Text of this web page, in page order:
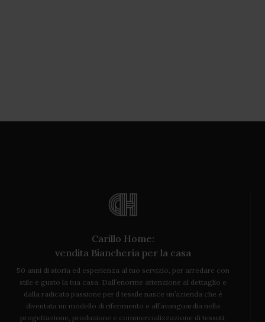
Carillo Home:
vendita Biancheria per la casa
50 anni di storia ed esperienza al tuo servizio, per arredare con
stile e gusto la tua casa. Dall’enorme attenzione al dettaglio e
dalla radicata passione per il tessile nasce un’azienda che è
diventata un modello di riferimento e all’avanguardia nella
progettazione, produzione e commercializzazione di tessuti,